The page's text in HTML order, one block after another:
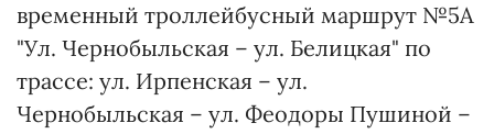
временный троллейбусный маршрут №5А
"Ул. Чернобыльская – ул. Белицкая" по
трассе: ул. Ирпенская – ул.
Чернобыльская – ул. Феодоры Пушиной –